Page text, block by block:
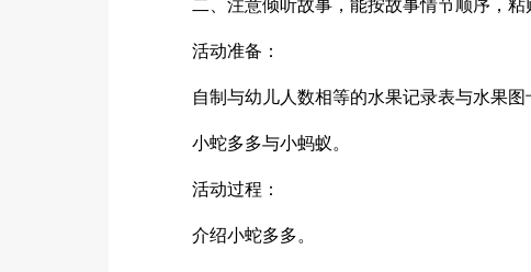
二、注意倾听故事，能按故事情节顺序，粘
活动准备：
自制与幼儿人数相等的水果记录表与水果图
小蛇多多与小蚂蚁。
活动过程：
介绍小蛇多多。